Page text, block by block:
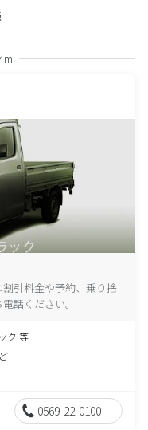
引料金や予約、乗り捨
話ください。
ク 等
0569-22-0100